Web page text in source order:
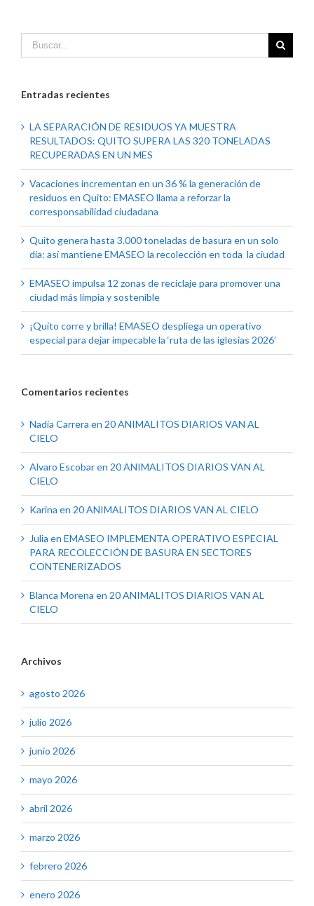
Entradas recientes
LA SEPARACIÓN DE RESIDUOS YA MUESTRA
RESULTADOS: QUITO SUPERA LAS 320 TONELADAS
RECUPERADAS EN UN MES
Vacaciones incrementan en un 36 % la generación de
residuos en Quito: EMASEO llama a reforzar la
corresponsabilidad ciudadana
Quito genera hasta 3.000 toneladas de basura en un solo
día: así mantiene EMASEO la recolección en toda la ciudad
EMASEO impulsa 12 zonas de reciclaje para promover una
ciudad más limpia y sostenible
¡Quito corre y brilla! EMASEO despliega un operativo
especial para dejar impecable la ‘ruta de las iglesias 2026’
Comentarios recientes
Nadia Carrera en 20 ANIMALITOS DIARIOS VAN AL
CIELO
Alvaro Escobaren 20 ANIMALITOS DIARIOS VAN AL
CIELO
Karina en 20 ANIMALITOS DIARIOS VAN AL CIELO
Julia en EMASEO IMPLEMENTA OPERATIVO ESPECIAL
PARA RECOLECCIÓN DE BASURA EN SECTORES
CONTENERIZADOS
Blanca Morena en 20 ANIMALITOS DIARIOS VAN AL
CIELO
Archivos
agosto 2026
julio 2026
junio 2026
mayo 2026
abril 2026
marzo 2026
febrero 2026
enero 2026